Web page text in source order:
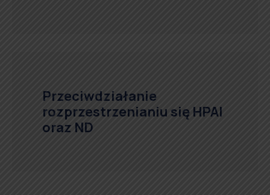
Przeciwdziałanie
rozprzestrzenianiu się HPAI
oraz ND